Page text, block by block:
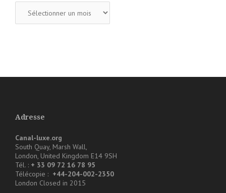
Adresse
Canal-luxe.org
South Quay, Marsh Wall,
London, United Kingdom E14 9SH
Tél. : + 33 09 72 16 78 95
Télécopie : +44-204-002-2350
London Closed in 2015